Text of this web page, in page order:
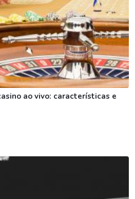
ao vivo: características e